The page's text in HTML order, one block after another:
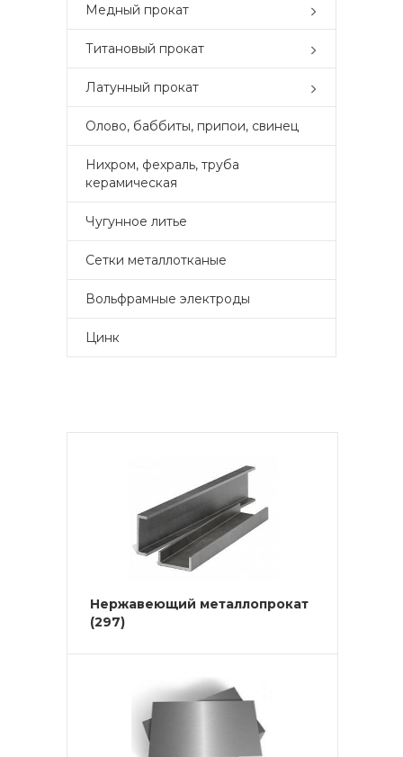
Медный прокат
Титановый прокат
Латунный прокат
Олово, баббиты, припои, свинец
Нихром, фехраль, труба
керамическая
Чугунное литье
Сетки металлотканые
Вольфрамные электроды
Цинк
Нержавеющий металлопрокат
(297)